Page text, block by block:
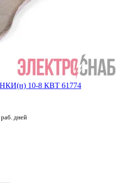
НКИ(н) 10-8 КВТ 61774
дней